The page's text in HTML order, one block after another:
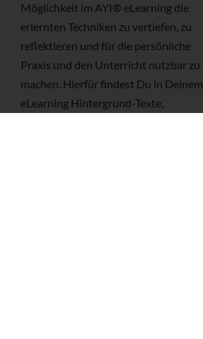
Möglichkeit im AYI® eLearning die
erlernten Techniken zu vertiefen, zu
reflektieren und für die persönliche
Praxis und den Unterricht nutzbar zu
machen. Hierfür findest Du in Deinem
eLearning Hintergrund-Texte,